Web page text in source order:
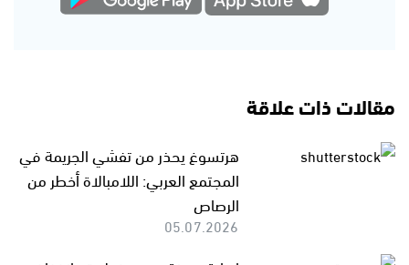
مقالات ذات علاقة
هرتسوغ يحذر من تفشي الجريمة في
المجتمع العربي: اللامبالاة أخطر من
الرصاص
05.07.2026